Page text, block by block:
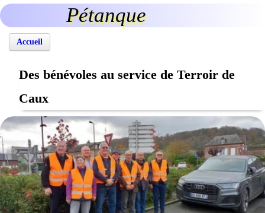
Pétanque
Accueil
Des bénévoles au service de Terroir de
Caux